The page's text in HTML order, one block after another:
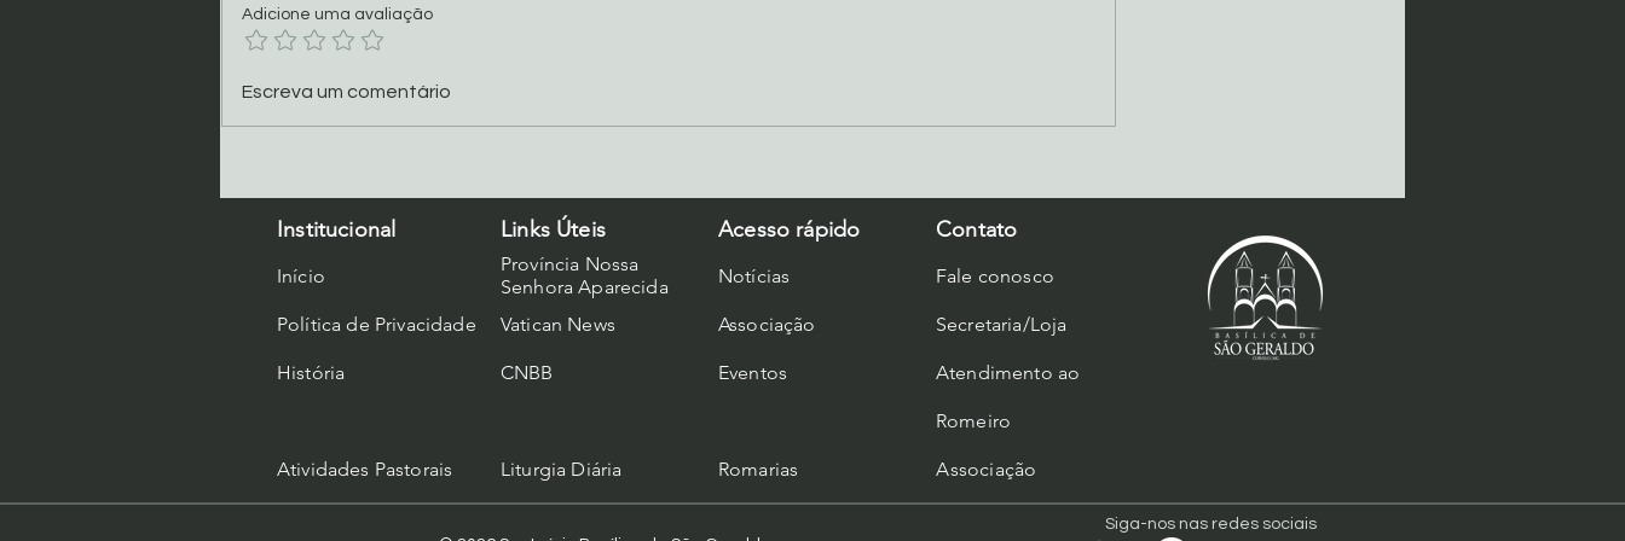
Reconfiguração nas
Adicione uma avaliação
Escreva um comentário
Institucional Links Úteis Acesso rápido Contato
Início
Província Nossa
Senhora Aparecida
Notícias Fale conosco
Política de Privacidade Vatican News Associação Secretaria/Loja
História CNBB Eventos Atendimento ao
Romeiro
Atividades Pastorais Liturgia Diária Romarias Associação
Siga-nos nas redes sociais